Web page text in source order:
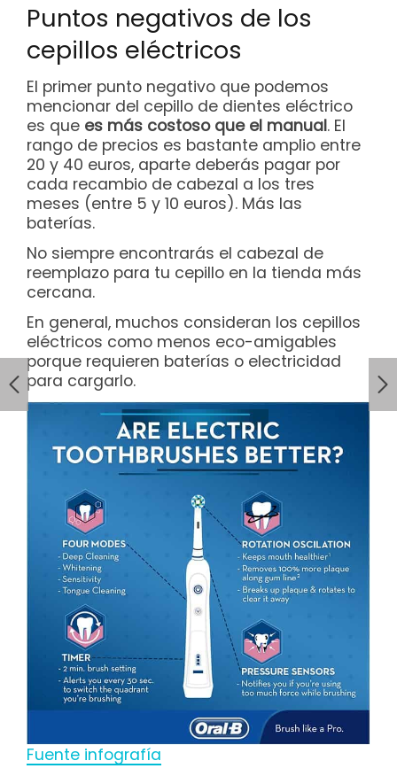
Puntos negativos de los
cepillos eléctricos
El primer punto negativo que podemos
mencionar del cepillo de dientes eléctrico
es que es más costoso que el manual. El
rango de precios es bastante amplio entre
20 y 40 euros, aparte deberás pagar por
cada recambio de cabezal a los tres
meses (entre 5 y 10 euros). Más las
baterías.
No siempre encontrarás el cabezal de
reemplazo para tu cepillo en la tienda más
cercana.
En general, muchos consideran los cepillos
eléctricos como menos eco-amigables
porque requieren baterías o electricidad
para cargarlo.
Fuente infografía